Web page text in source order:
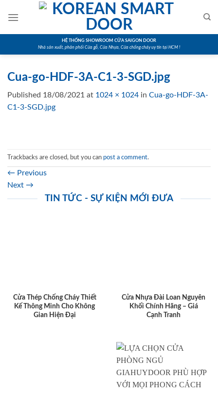
HỆ THỐNG SHOWROOM CỬA SAIGON DOOR
Nhà sản xuất, phân phối Cửa gỗ, Cửa Nhựa, Cửa chống cháy uy tín tại HCM !
Cua-go-HDF-3A-C1-3-SGD.jpg
Published 18/08/2021 at 1024 × 1024 in Cua-go-HDF-3A-
C1-3-SGD.jpg
Trackbacks are closed, but you can post a comment.
← Previous
Next →
TIN TỨC - SỰ KIỆN MỚI ĐƯA
Cửa Thép Chống Cháy Thiết
Kế Thông Minh Cho Không
Gian Hiện Đại
Cửa Nhựa Đài Loan Nguyên
Khối Chính Hãng – Giá
Cạnh Tranh